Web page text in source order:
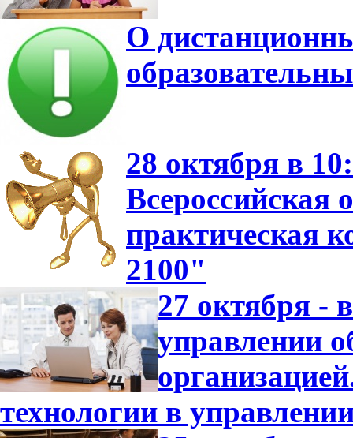
О
28 октября в
Всероссийская
практическая
2100"
27 октября -
управлении
технологии в